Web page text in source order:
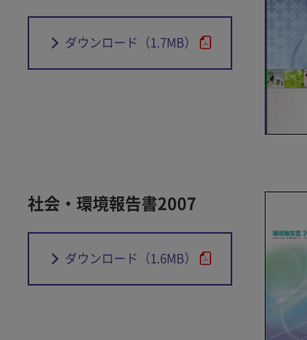
ダウンロード （1.7MB）
社会・環境報告書2007
ダウンロード （1.6MB）